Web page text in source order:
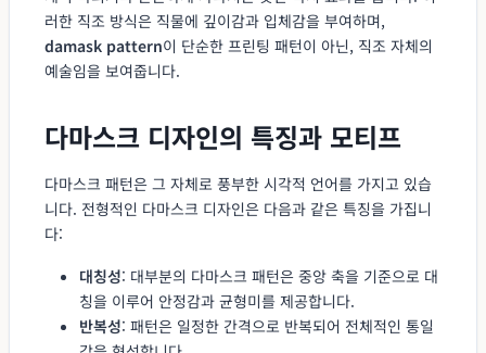
러한 직조 방식은 직물에 깊이감과 입체감을 부여하며,
damask pattern이 단순한 프린팅 패턴이 아닌, 직조 자체의
예술임을 보여줍니다.
다마스크 디자인의 특징과 모티프
다마스크 패턴은 그 자체로 풍부한 시각적 언어를 가지고 있습
니다. 전형적인 다마스크 디자인은 다음과 같은 특징을 가집니
다:
대칭성: 대부분의 다마스크 패턴은 중앙 축을 기준으로 대
칭을 이루어 안정감과 균형미를 제공합니다.
반복성: 패턴은 일정한 간격으로 반복되어 전체적인 통일